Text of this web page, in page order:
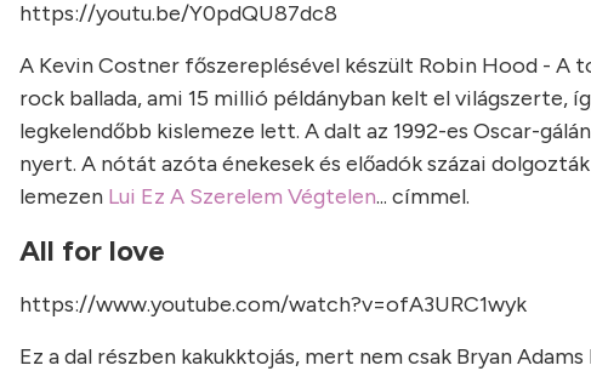
https://youtu.be/Y0pdQU87dc8
A Kevin Costner főszereplésével készült Robin Hood -
rock ballada, ami 15 millió példányban kelt el világszerte,
legkelendőbb kislemeze lett. A dalt az 1992-es Oscar-
nyert. A nótát azóta énekesek és előadók százai
lemezen Lui Ez A Szerelem Végtelen... címmel.
All for love
https://www.youtube.com/watch?v=ofA3URC1wyk
Ez a dal részben kakukktojás, mert nem csak Bryan